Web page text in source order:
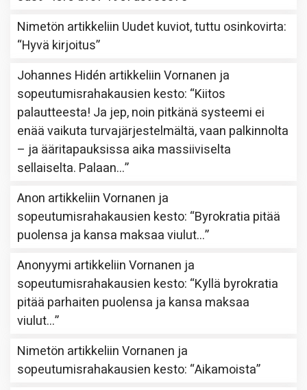
Nimetön artikkeliin Uudet kuviot, tuttu osinkovirta:
“Hyvä kirjoitus”
Johannes Hidén artikkeliinVornanen ja
sopeutumisrahakausien kesto: “Kiitos
palautteesta! Ja jep, noin pitkänä systeemi ei
enää vaikuta turvajärjestelmältä, vaan palkinnolta
– ja ääritapauksissa aika massiiviselta
sellaiselta. Palaan…”
Anon artikkeliinVornanen ja
sopeutumisrahakausien kesto: “Byrokratia pitää
puolensa ja kansa maksaa viulut…”
Anonyymi artikkeliinVornanen ja
sopeutumisrahakausien kesto: “Kyllä byrokratia
pitää parhaiten puolensa ja kansa maksaa
viulut…”
Nimetön artikkeliinVornanen ja
sopeutumisrahakausien kesto: “Aikamoista”